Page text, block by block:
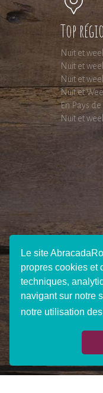
Le site
propres cookies et
techniques,
navigant sur notre
notre utilisation